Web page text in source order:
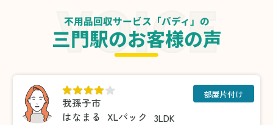
不用品回収サービス「バディ」の
三門駅のお客様の声
我孫子市
はなまる
XLパック 3LDK
部屋片付け